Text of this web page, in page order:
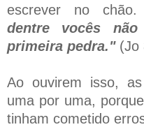
escrever no
dentre vocês
primeira pedra."(Jo
Ao ouvirem isso,
uma por uma,
tinham cometido